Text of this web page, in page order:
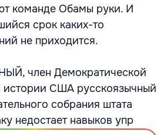
команде Обамы руки. И
срок каких-то
не приходится.
член Демократической
истории США русскоязычный
собрания штата
недостает навыков упр